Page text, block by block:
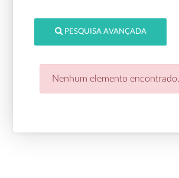
PESQUISA AVANÇADA
Nenhum elemento encontrado.